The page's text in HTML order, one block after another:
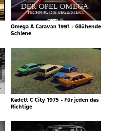
Omega A Caravan 1991 - Gllühende
Schiene
Kadett C City 1975 - Für jeden das
Richtige